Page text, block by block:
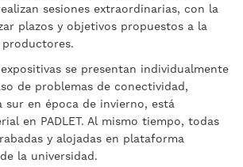
sesiones extraordinarias, con la
plazos y objetivos propuestos a la
se presentan individualmente
de problemas de conectividad,
sur en época de invierno, está
en PADLET. Al mismo tiempo, todas
y alojadas en plataforma
la universidad.